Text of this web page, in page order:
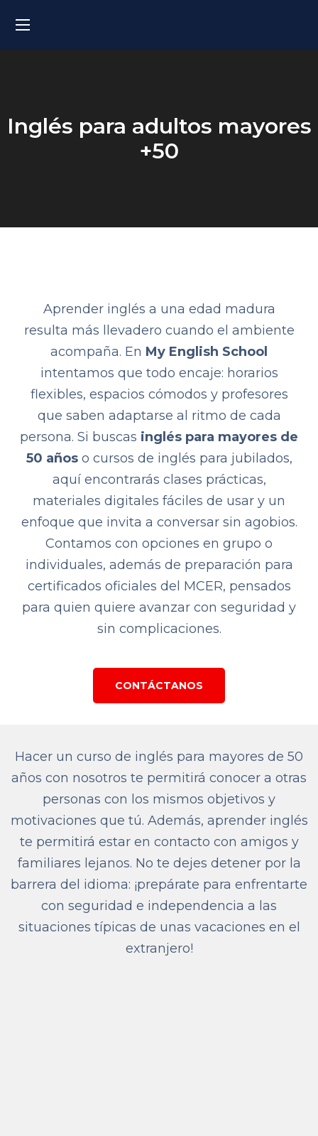
Inglés para adultos mayores
+50
Aprender inglés a una edad madura
resulta más llevadero cuando el ambiente
acompaña. En My English School
intentamos que todo encaje: horarios
flexibles, espacios cómodos y profesores
que saben adaptarse al ritmo de cada
persona. Si buscas inglés para mayores de
50 años o cursos de inglés para jubilados,
aquí encontrarás clases prácticas,
materiales digitales fáciles de usar y un
enfoque que invita a conversar sin agobios.
Contamos con opciones en grupo o
individuales, además de preparación para
certificados oficiales del MCER, pensados
para quien quiere avanzar con seguridad y
sin complicaciones.
CONTÁCTANOS
Hacer un curso de inglés para mayores de 50
años con nosotros te permitirá conocer a otras
personas con los mismos objetivos y
motivaciones que tú. Además, aprender inglés
te permitirá estar en contacto con amigos y
familiares lejanos. No te dejes detener por la
barrera del idioma: ¡prepárate para enfrentarte
con seguridad e independencia a las
situaciones típicas de unas vacaciones en el
extranjero!